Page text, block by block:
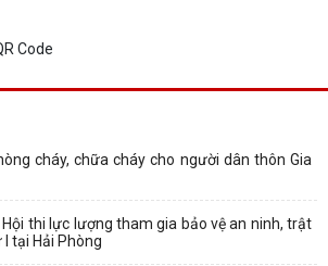
cháy, chữa cháy cho người dân thôn Gia
thi lực lượng tham gia bảo vệ an ninh, trật
tại Hải Phòng